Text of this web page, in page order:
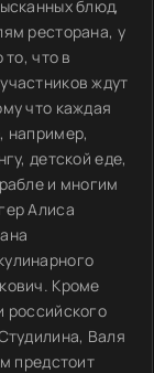
блюд,
ресторана, у
что в
ждут
что каждая
например,
детской еде,
и многим
Алиса
Кроме
российского
Валя
предстоит